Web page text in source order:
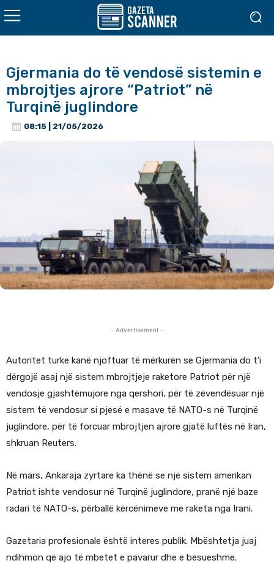
Gjermania do të vendosë sistemin e
mbrojtjes ajrore “Patriot” në
Turqinë juglindore
08:15 | 21/05/2026
- Advertisement -
Autoritet turke kanë njoftuar të mërkurën se Gjermania do t’i
dërgojë asaj një sistem mbrojtjeje raketore Patriot për një
vendosje gjashtëmujore nga qershori, për të zëvendësuar një
sistem të vendosur si pjesë e masave të NATO-s në Turqinë
juglindore, për të forcuar mbrojtjen ajrore gjatë luftës në Iran,
shkruan Reuters.
Në mars, Ankaraja zyrtare ka thënë se një sistem amerikan
Patriot ishte vendosur në Turqinë juglindore, pranë një baze
radari të NATO-s, përballë kërcënimeve me raketa nga Irani.
Gazetaria profesionale është interes publik. Mbështetja juaj
ndihmon që ajo të mbetet e pavarur dhe e besueshme.